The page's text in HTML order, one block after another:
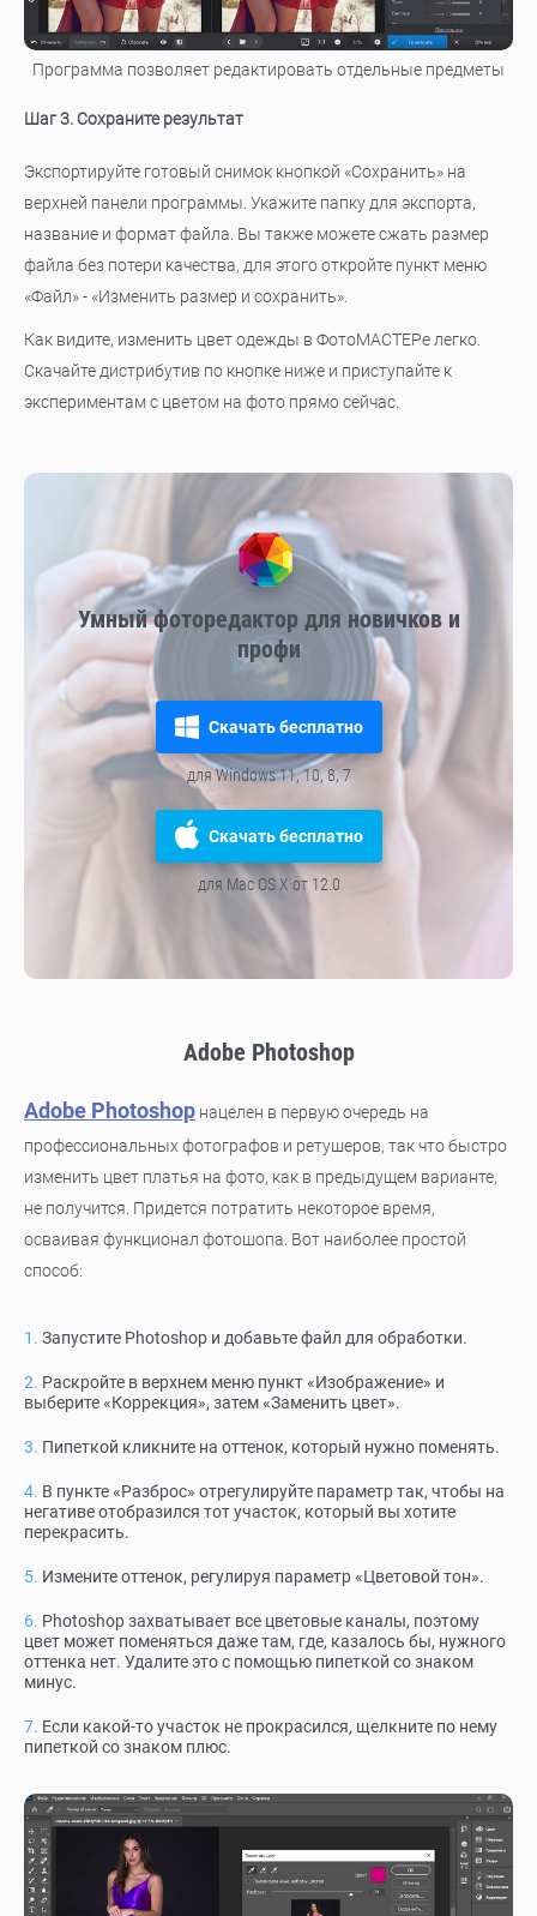
Программа позволяет редактировать отдельные предметы
Шаг 3. Сохраните результат
Экспортируйте готовый снимок кнопкой «Сохранить» на
верхней панели программы. Укажите папку для экспорта,
название и формат файла. Вы также можете сжать размер
файла без потери качества, для этого откройте пункт меню
«Файл» - «Изменить размер и сохранить».
Как видите, изменить цвет одежды в ФотоМАСТЕРе легко.
Скачайте дистрибутив по кнопке ниже и приступайте к
экспериментам с цветом на фото прямо сейчас.
Умный фоторедактор для новичков и
профи
Скачать бесплатно
для Windows 11, 10, 8, 7
Скачать бесплатно
для Mac OS X от 12.0
Adobe Photoshop
Adobe Photoshop нацелен в первую очередь на
профессиональных фотографов и ретушеров, так что быстро
изменить цвет платья на фото, как в предыдущем варианте,
не получится. Придется потратить некоторое время,
осваивая функционал фотошопа. Вот наиболее простой
способ:
Запустите Photoshop и добавьте файл для обработки.
Раскройте в верхнем меню пункт «Изображение» и
выберите «Коррекция», затем «Заменить цвет».
Пипеткой кликните на оттенок, который нужно поменять.
В пункте «Разброс» отрегулируйте параметр так, чтобы на
негативе отобразился тот участок, который вы хотите
перекрасить.
Измените оттенок, регулируя параметр «Цветовой тон».
Photoshop захватывает все цветовые каналы, поэтому
цвет может поменяться даже там, где, казалось бы, нужного
оттенка нет. Удалите это с помощью пипеткой со знаком
минус.
Если какой-то участок не прокрасился, щелкните по нему
пипеткой со знаком плюс.